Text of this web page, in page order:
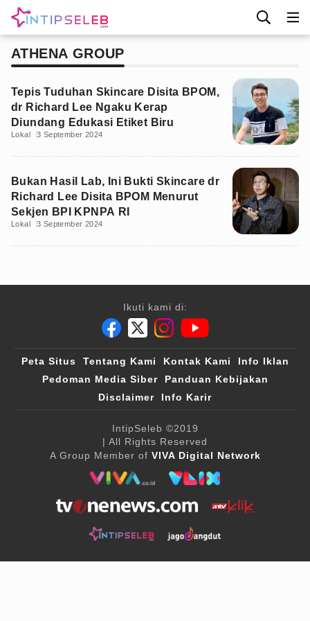
ATHENA GROUP
Tepis Tuduhan Skincare Disita BPOM,
dr Richard Lee Ngaku Kerap
Diundang Edukasi Etiket Biru
Lokal 3 September 2024
Bukan Hasil Lab, Ini Bukti Skincare dr
Richard Lee Disita BPOM Menurut
Sekjen BPI KPNPA RI
Lokal 3 September 2024
Ikuti kami di:
Peta Situs Tentang Kami Kontak Kami
Info Iklan
Pedoman Media Siber
Panduan Kebijakan
Disclaimer
Info Karir
IntipSeleb ©2019
| All Rights Reserved
A Group Member of VIVA Digital Network